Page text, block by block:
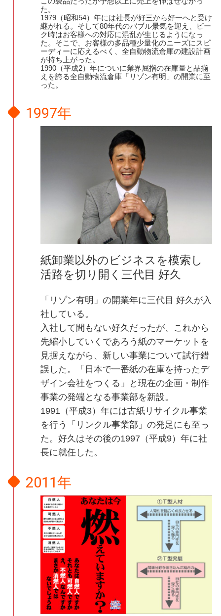
た。
1979（昭和54）年には社長が好三から好一へと受け
継がれる。そして80年代のバブル景気を迎え、ピー
ク時はお客様への対応に混乱が生じるようになっ
た。そこで、お客様の多品種少量化のニーズにスピ
ーディーに応えるべく、全自動物流倉庫の建設計画
が持ち上がった。
1990（平成2）年についに業界屈指の在庫量と品揃
えを誇る全自動物流倉庫「リゾン有明」の開業に至
った。
1997年
紙卸業以外のビジネスを模索し
活路を切り開く三代目 好久
「リゾン有明」の開業年に三代目 好久が入
社している。
入社して間もない好久だったが、これから
先縮小していくであろう紙のマーケットを
見据えながら、新しい事業について試行錯
誤した。「日本で一番紙の在庫を持ったデ
ザイン会社をつくる」と現在の企画・制作
事業の発端となる事業部を新設。
1991（平成3）年には古紙リサイクル事業
を行う「リンクル事業部」の発足にも至っ
た。好久はその後の1997（平成9）年に社
長に就任した。
2011年